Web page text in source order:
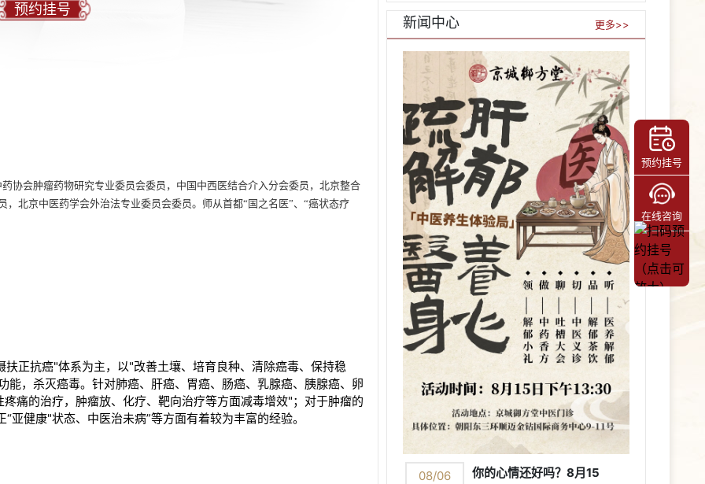
预约挂号
在线咨询
预约挂号
协会肿瘤药物研究专业委员会委员，中国 中西医结合介入分会委员，北京整合
，北京中医药学会外治法专业委员会委员。师从首都“国之名医”、“癌状态疗
正抗癌"体系为主，以"改善土壤、培育良种、清除癌毒、保持稳
，杀灭癌毒。针对肺癌、肝癌、胃癌、肠癌、乳腺癌、胰腺癌、卵
痛的治疗，肿瘤放、化疗、靶向治疗等方面减毒增效"；对于肿瘤的
健康"状态、中医治未病”等方面有着较为丰富的经验。
新闻中心 更多>>
08/06
你的心情还好吗？8月15